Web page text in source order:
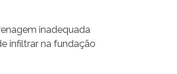
inadequada
infiltrar na fundação